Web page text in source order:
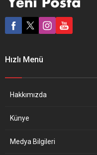
Rusya’nın Ukrayna
personelini azalttığına dair
haberlere ilişkin
Ukrayna’ya saldırma olasılığı
gerçekten endişe verici. Biz
Hızlı Menü
Hakkımızda
Künye
Medya Bilgileri